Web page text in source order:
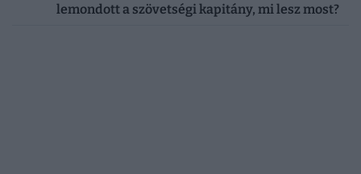
lemondott a szövetségi kapitány, mi lesz most?